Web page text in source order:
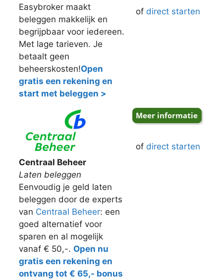
Easybroker maakt
beleggen makkelijk en
begrijpbaar voor iedereen.
Met lage tarieven. Je
betaalt geen
beheerskosten!Open
gratis een rekening en
start met beleggen >
of direct starten
Centraal Beheer
Laten beleggen
Eenvoudig je geld laten
beleggen door de experts
van Centraal Beheer: een
goed alternatief voor
sparen en al mogelijk
vanaf € 50,-. Open nu
gratis een rekening en
ontvang tot € 65,- bonus
of direct starten